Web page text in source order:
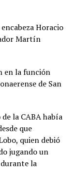
Horacio
Martín
en la función
de San
la CABA había
que
quien debió
jugando un
la